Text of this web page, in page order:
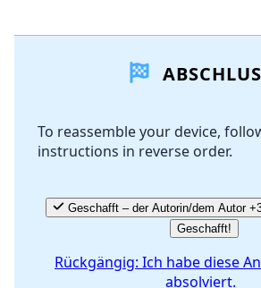
Kommentar hinzufügen
Abbrechen
To reassemble your device,
instructions in reverse order.
Geschafft – der Autorin/dem Autor
Geschafft!
Rückgängig: Ich habe diese
absolviert.